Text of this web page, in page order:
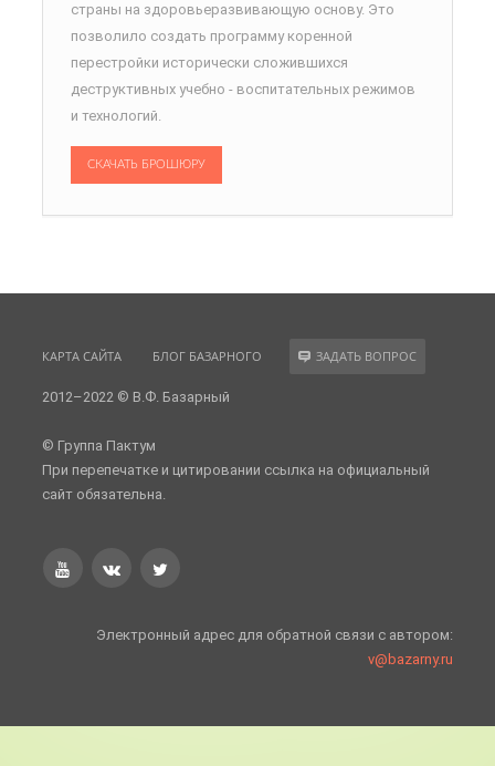
страны на здоровьеразвивающую основу. Это
позволило создать программу коренной
перестройки исторически сложившихся
деструктивных учебно - воспитательных режимов
и технологий.
СКАЧАТЬ БРОШЮРУ
КАРТА САЙТА БЛОГ БАЗАРНОГО ЗАДАТЬ ВОПРОС
2012–2022 © В.Ф. Базарный
© Группа Пактум
При перепечатке и цитировании ссылка на официальный
сайт обязательна.
Электронный адрес для обратной связи с автором:
v@bazarny.ru